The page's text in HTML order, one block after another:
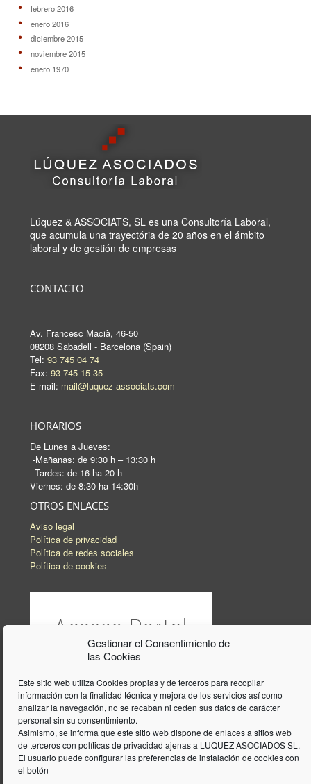
Gestionar el Consentimiento de
las Cookies
Este sitio web utiliza Cookies propias y de terceros para recopilar
información con la finalidad técnica y mejora de los servicios así como
analizar la navegación, no se recaban ni ceden sus datos de carácter
personal sin su consentimiento.
Asimismo, se informa que este sitio web dispone de enlaces a sitios web
de terceros con políticas de privacidad ajenas a LUQUEZ ASOCIADOS SL.
El usuario puede configurar las preferencias de instalación de cookies con
el botón
febrero 2016
enero 2016
diciembre 2015
noviembre 2015
enero 1970
Lúquez & ASSOCIATS, SL es una Consultoría Laboral,
que acumula una trayectória de 20 años en el ámbito
laboral y de gestión de empresas
CONTACTO
Av. Francesc Macià, 46-50
08208 Sabadell - Barcelona (Spain)
Tel: 93 745 04 74
Fax: 93 745 15 35
E-mail: mail@luquez-associats.com
HORARIOS
De Lunes a Jueves:
-Mañanas: de 9:30 h – 13:30 h
-Tardes: de 16 ha 20 h
Viernes: de 8:30 ha 14:30h
OTROS ENLACES
Aviso legal
Política de privacidad
Política de redes sociales
Política de cookies